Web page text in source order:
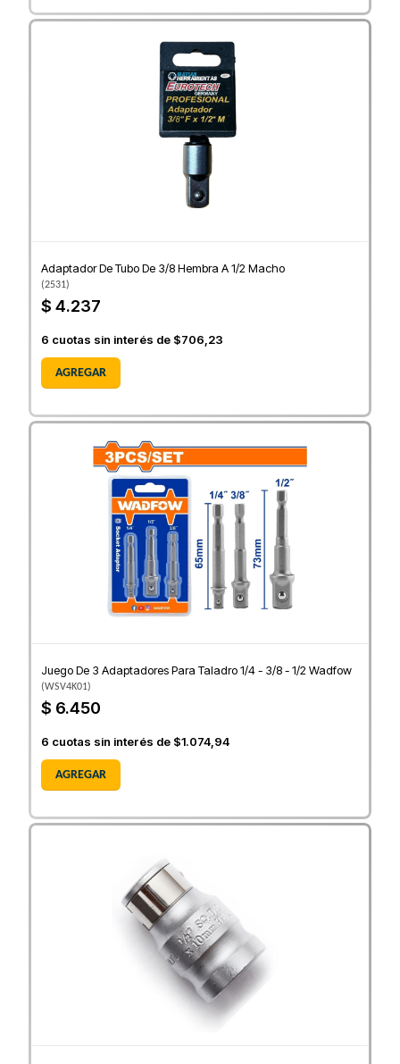
Adaptador De Tubo De 3/8 Hembra A 1/2 Macho
(2531)
$ 4.237
6 cuotas sin interés de $706,23
AGREGAR
Juego De 3 Adaptadores Para Taladro 1/4 - 3/8 - 1/2 Wadfow
(WSV4K01)
$ 6.450
6 cuotas sin interés de $1.074,94
AGREGAR